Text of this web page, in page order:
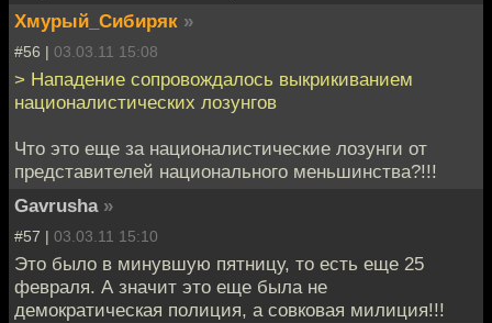
Хмурый_Сибиряк »
#56 | 03.03.11 15:08
> Нападение сопровождалось выкрикиванием
националистических лозунгов
Что это еще за националистические лозунги от
представителей национального меньшинства?!!!
Gavrusha »
#57 | 03.03.11 15:10
Это было в минувшую пятницу, то есть еще 25
февраля. А значит это еще была не
демократическая полиция, а совковая милиция!!!